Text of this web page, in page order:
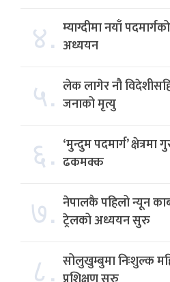
४. म्याग्दीमा नयाँ
अध्ययन
५. लेक लागेर नौ
जनाको मृत्यु
६. ‘मुन्दुम पदमार्ग’ क्षेत्रमा
ढकमक्क
७. नेपालकै पहिलो न्यून
ट्रेलको अध्ययन सुरु
८. सोलुखुम्बुमा निःशुल्क